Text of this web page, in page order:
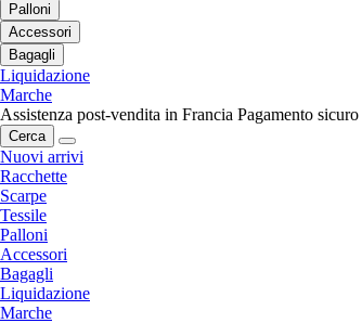
Palloni
Accessori
Bagagli
Liquidazione
Marche
Assistenza post-vendita in Francia Pagamento sicuro
Cerca
Nuovi arrivi
Racchette
Scarpe
Tessile
Palloni
Accessori
Bagagli
Liquidazione
Marche